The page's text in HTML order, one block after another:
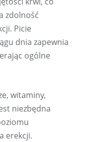
zdolność
Picie
dnia zapewnia
ogólne
witaminy,
niezbędna
erekcji.